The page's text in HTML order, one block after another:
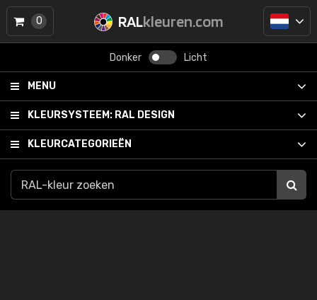
RALkleuren.com
Donker Licht
MENU
KLEURSYSTEEM: RAL DESIGN
KLEURCATEGORIEËN
0